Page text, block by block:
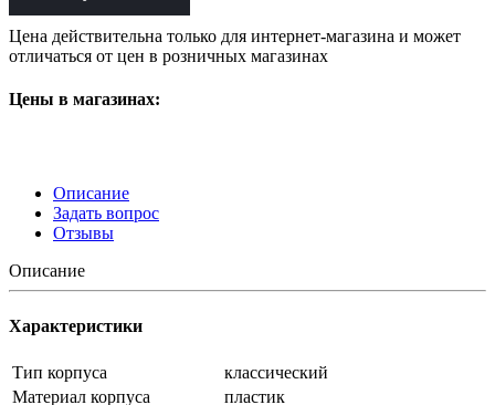
Цена действительна только для интернет-магазина и может
отличаться от цен в розничных магазинах
Цены в магазинах:
Описание
Задать вопрос
Отзывы
Описание
Характеристики
Тип корпуса
классический
Материал корпуса
пластик